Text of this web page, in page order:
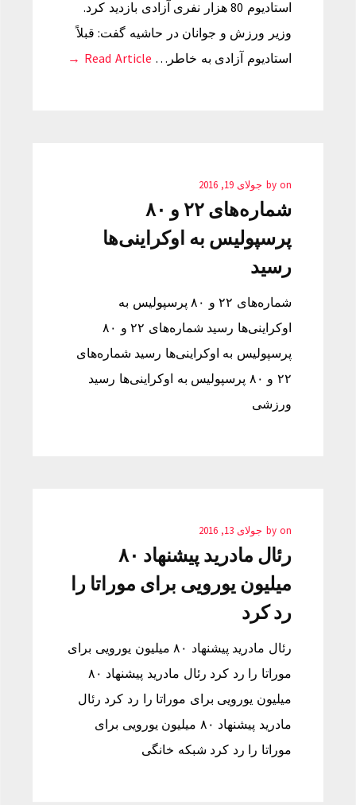
استادیوم 80 هزار نفری آزادی بازدید کرد.
وزیر ورزش و جوانان در حاشیه گفت: قبلاً
استادیوم آزادی به خاطر… Read Article →
by on جولای 19, 2016
شماره‌های ۲۲ و ۸۰
پرسپولیس به اوکراینی‌ها
رسید
شماره‌های ۲۲ و ۸۰ پرسپولیس به
اوکراینی‌ها رسید شماره‌های ۲۲ و ۸۰
پرسپولیس به اوکراینی‌ها رسید شماره‌های
۲۲ و ۸۰ پرسپولیس به اوکراینی‌ها رسید
ورزشی
by on جولای 13, 2016
رئال مادرید پیشنهاد ۸۰
میلیون یورویی برای موراتا را
رد کرد
رئال مادرید پیشنهاد ۸۰ میلیون یورویی برای
موراتا را رد کرد رئال مادرید پیشنهاد ۸۰
میلیون یورویی برای موراتا را رد کرد رئال
مادرید پیشنهاد ۸۰ میلیون یورویی برای
موراتا را رد کرد شبکه خانگی